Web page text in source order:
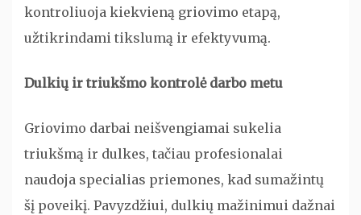
kontroliuoja kiekvieną griovimo etapą,
užtikrindami tikslumą ir efektyvumą.
Dulkių ir triukšmo kontrolė darbo metu
Griovimo darbai neišvengiamai sukelia
triukšmą ir dulkes, tačiau profesionalai
naudoja specialias priemones, kad sumažintų
šį poveikį. Pavyzdžiui, dulkių mažinimui dažnai